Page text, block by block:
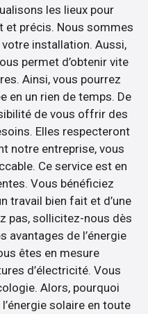
les lieux pour
précis. Nous sommes
installation. Aussi,
permet d’obtenir vite
Ainsi, vous pourrez
en un rien de temps. De
de vous offrir des
Elles respecteront
notre entreprise, vous
Ce service est en
Vous bénéficiez
travail bien fait et d’une
pas, sollicitez-nous dès
avantages de l’énergie
êtes en mesure
d’électricité. Vous
Alors, pourquoi
solaire en toute